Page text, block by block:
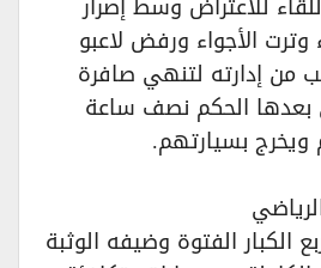
الأجواء ورفض لاعبو
من إدارته لتنهي صافرة
بعدها الحكم نصف ساعة
بسيارتهم.
الفتوة وضيفه الوثبة